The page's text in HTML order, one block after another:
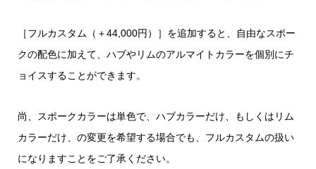
［フルカスタム（＋44,000円）］を追加すると、自由なスポー
クの配色に加えて、ハブやリムのアルマイトカラーを個別にチ
ョイスすることができます。
尚、スポークカラーは単色で、ハブカラーだけ、もしくはリム
カラーだけ、の変更を希望する場合でも、フルカスタムの扱い
になりますことをご了承ください。